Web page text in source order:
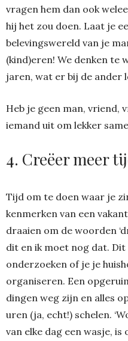
vragen hem dan ook
hij het zou doen. Laat je
belevingswereld van je
(kind)eren! We denken te
jaren, wat er bij de ander
Heb je geen man, vriend,
iemand uit om lekker
4. Creëer meer
Tijd om te doen waar je
kenmerken van een
draaien om de woorden
dit en ik moet nog dat.
onderzoeken of je je
organiseren. Een
dingen weg zijn en alles
uren (ja, echt!) schelen.
van elke dag een wasje, is